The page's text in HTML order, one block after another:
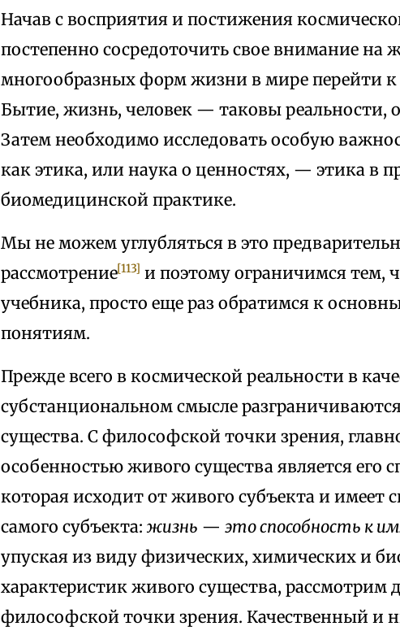
Начав с восприятия и постижения
постепенно сосредоточить свое внимание на
многообразных форм жизни в мире перейти
Бытие, жизнь, человек — таковы реальности,
Затем необходимо исследовать особую
как этика, или наука о ценностях, — этика в
биомедицинской практике.
Мы не можем углубляться в это
рассмотрение[113] и поэтому ограничимся тем,
учебника, просто еще раз обратимся к
понятиям.
Прежде всего в космической реальности в
субстанциональном смысле
существа. С философской точки зрения,
особенностью живого существа является его
которая исходит от живого субъекта и имеет
самого субъекта: жизнь — это способность к
упуская из виду физических, химических и
характеристик живого существа, рассмотрим
философской точки зрения. Качественный и